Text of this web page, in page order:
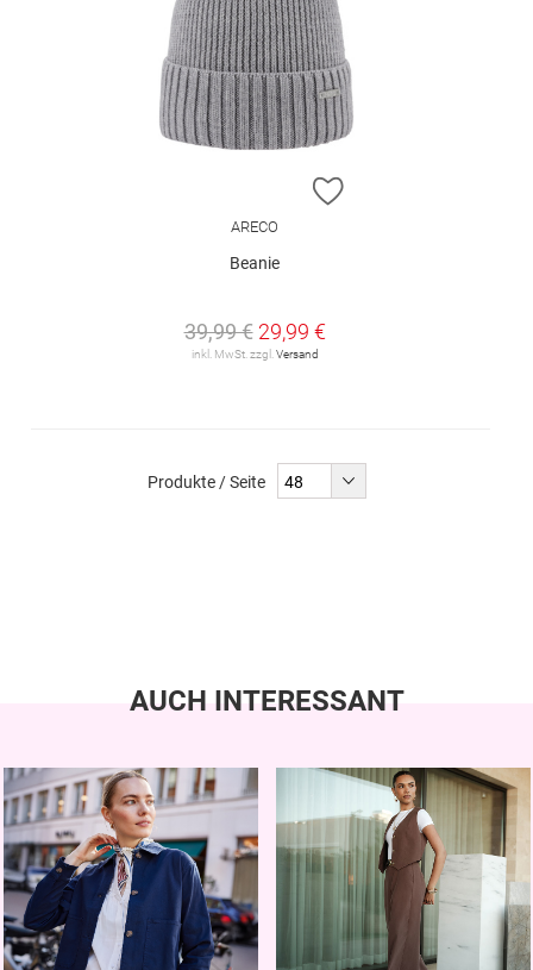
ZUR WUNSCHLISTE
ARECO
Beanie
39,99 € 29,99 €
inkl. MwSt. zzgl.Versand
Produkte / Seite
AUCH INTERESSANT